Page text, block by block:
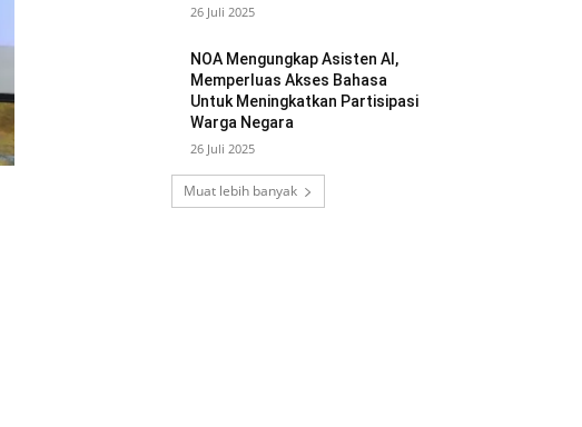
26 Juli 2025
NOA Mengungkap Asisten AI,
Memperluas Akses Bahasa
Untuk Meningkatkan Partisipasi
Warga Negara
26 Juli 2025
Muat lebih banyak